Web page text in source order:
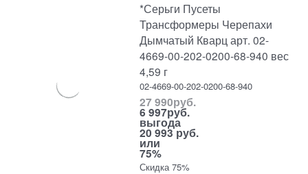
*Серьги Пусеты
Трансформеры Черепахи
Дымчатый Кварц арт. 02-
4669-00-202-0200-68-940 вес
4,59 г
02-4669-00-202-0200-68-940
27 990руб.
6 997руб.
выгода
20 993 руб.
или
75%
Скидка 75%